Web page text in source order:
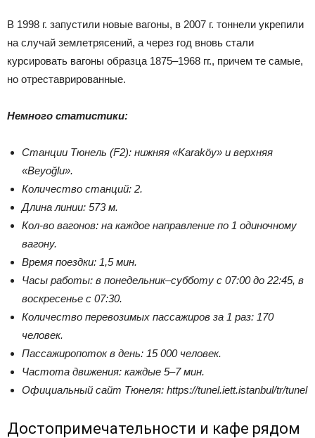
В 1998 г. запустили новые вагоны, в 2007 г. тоннели укрепили
на случай землетрясений, а через год вновь стали
курсировать вагоны образца 1875–1968 гг., причем те самые,
но отреставрированные.
Немного статистики:
Станции Тюнель (F2): нижняя «Karaköy» и верхняя
«Beyoğlu».
Количество станций: 2.
Длина линии: 573 м.
Кол-во вагонов: на каждое направление по 1 одиночному
вагону.
Время поездки: 1,5 мин.
Часы работы: в понедельник–субботу с 07:00 до 22:45, в
воскресенье с 07:30.
Количество перевозимых пассажиров за 1 раз: 170
человек.
Пассажиропоток в день: 15 000 человек.
Частота движения: каждые 5–7 мин.
Официальный сайт Тюнеля: https://tunel.iett.istanbul/tr/tunel
Достопримечательности и кафе рядом